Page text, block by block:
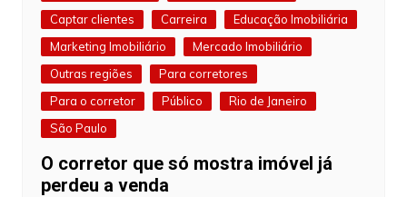
Captar clientes
Carreira
Educação Imobiliária
Marketing Imobiliário
Mercado Imobiliário
Outras regiões
Para corretores
Para o corretor
Público
Rio de Janeiro
São Paulo
O corretor que só mostra imóvel já
perdeu a venda